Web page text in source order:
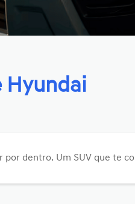
Hyundai
dentro. Um SUV que te